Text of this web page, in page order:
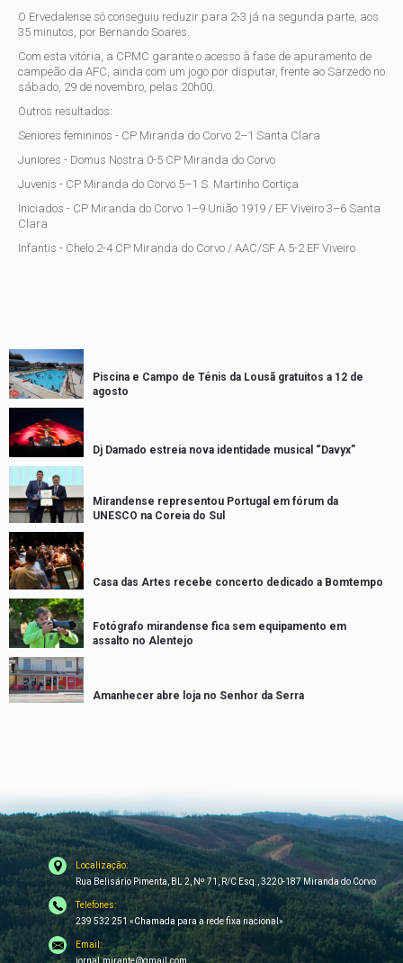
O Ervedalense só conseguiu reduzir para 2-3 já na segunda parte, aos
35 minutos, por Bernando Soares.
Com esta vitória, a CPMC garante o acesso à fase de apuramento de
campeão da AFC, ainda com um jogo por disputar, frente ao Sarzedo no
sábado, 29 de novembro, pelas 20h00.
Outros resultados:
Seniores femininos - CP Miranda do Corvo 2–1 Santa Clara
Juniores - Domus Nostra 0-5 CP Miranda do Corvo
Juvenis - CP Miranda do Corvo 5–1 S. Martinho Cortiça
Iniciados - CP Miranda do Corvo 1–9 União 1919 / EF Viveiro 3–6 Santa
Clara
Infantis - Chelo 2-4 CP Miranda do Corvo / AAC/SF A 5-2 EF Viveiro
Piscina e Campo de Ténis da Lousã gratuitos a 12 de
agosto
Dj Damado estreia nova identidade musical “Davyx”
Mirandense representou Portugal em fórum da
UNESCO na Coreia do Sul
Casa das Artes recebe concerto dedicado a Bomtempo
Fotógrafo mirandense fica sem equipamento em
assalto no Alentejo
Amanhecer abre loja no Senhor da Serra
Localização:
Rua Belisário Pimenta, BL 2, Nº 71, R/C Esq., 3220-187 Miranda do Corvo
Telefones:
239 532 251 «Chamada para a rede fixa nacional»
Email:
jornal.mirante@gmail.com